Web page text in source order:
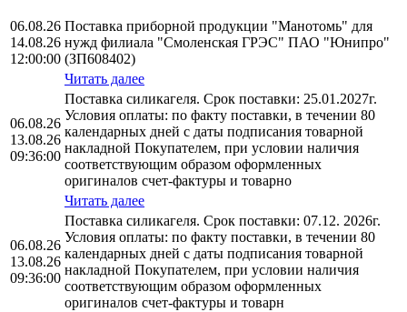
06.08.26
14.08.26
12:00:00
Поставка приборной продукции "Манотомь" для
нужд филиала "Смоленская ГРЭС" ПАО "Юнипро"
(ЗП608402)
Читать далее
06.08.26
13.08.26
09:36:00
Поставка силикагеля. Срок поставки: 25.01.2027г.
Условия оплаты: по факту поставки, в течении 80
календарных дней с даты подписания товарной
накладной Покупателем, при условии наличия
соответствующим образом оформленных
оригиналов счет-фактуры и товарно
Читать далее
06.08.26
13.08.26
09:36:00
Поставка силикагеля. Срок поставки: 07.12. 2026г.
Условия оплаты: по факту поставки, в течении 80
календарных дней с даты подписания товарной
накладной Покупателем, при условии наличия
соответствующим образом оформленных
оригиналов счет-фактуры и товарн